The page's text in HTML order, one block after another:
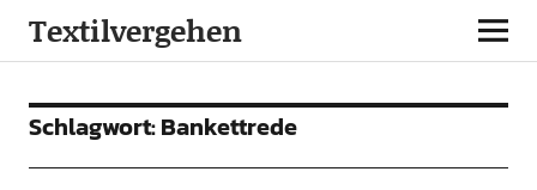
Textilvergehen
Schlagwort:Bankettrede